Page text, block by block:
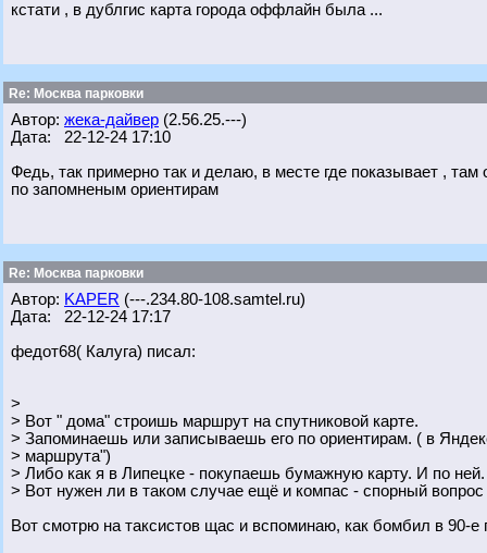
кстати , в дублгис карта города оффлайн была ...
Re: Москва парковки
Автор: жека-дайвер (2.56.25.---)
Дата: 22-12-24 17:10
Федь, так примерно так и делаю, в месте где показывает ,
по запомненым ориентирам
Re: Москва парковки
Автор: KAPER (---.234.80-108.samtel.ru)
Дата: 22-12-24 17:17
федот68( Калуга) писал:
>
> Вот " дома" строишь маршрут на спутниковой карте.
> Запоминаешь или записываешь его по ориентирам. ( в
> маршрута")
> Либо как я в Липецке - покупаешь бумажную карту. И по ней.
> Вот нужен ли в таком случае ещё и компас - спорный вопрос
Вот смотрю на таксистов щас и вспоминаю, как бомбил в 90-е